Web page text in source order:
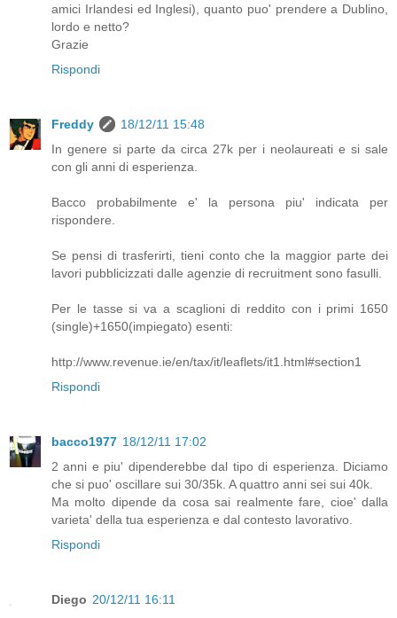
amici Irlandesi ed Inglesi), quanto puo' prendere a Dublino,
lordo e netto?
Grazie
Rispondi
Freddy
18/12/11 15:48
In genere si parte da circa 27k per i neolaureati e si sale
con gli anni di esperienza.
Bacco probabilmente e' la persona piu' indicata per
rispondere.
Se pensi di trasferirti, tieni conto che la maggior parte dei
lavori pubblicizzati dalle agenzie di recruitment sono fasulli.
Per le tasse si va a scaglioni di reddito con i primi 1650
(single)+1650(impiegato) esenti:
http://www.revenue.ie/en/tax/it/leaflets/it1.html#section1
Rispondi
bacco1977 18/12/11 17:02
2 anni e piu' dipenderebbe dal tipo di esperienza. Diciamo
che si puo' oscillare sui 30/35k. A quattro anni sei sui 40k.
Ma molto dipende da cosa sai realmente fare, cioe' dalla
varieta' della tua esperienza e dal contesto lavorativo.
Rispondi
Diego 20/12/11 16:11